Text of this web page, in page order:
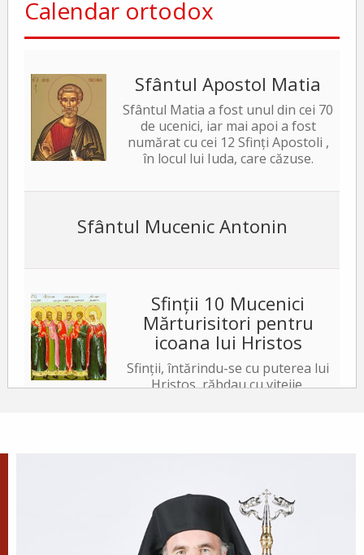
Calendar ortodox
Sfântul Apostol Matia
Sfântul Matia a fost unul din cei 70
de ucenici, iar mai apoi a fost
numărat cu cei 12 Sfinți Apostoli ,
în locul lui Iuda, care căzuse.
Sfântul Mucenic Antonin
Sfinții 10 Mucenici
Mărturisitori pentru
icoana lui Hristos
Sfinții, întărindu-se cu puterea lui
Hristos, răbdau cu vitejie,
✝) Duminica a 10-a după
Rusalii (Vindecarea
lunaticului)
În vremea aceea s-a apropiat de